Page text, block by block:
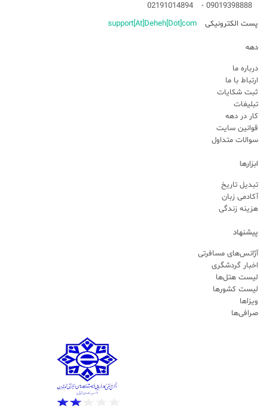
09019398888
-
02191014894
پست الکترونیکی
support[At]Deheh[Dot]com
دهه
درباره ما
ارتباط با ما
ثبت شکایات
تبلیغات
کار در دهه
قوانین سایت
سوالات متداول
ابزارها
تبدیل تاریخ
آکادمی زبان
هزینه زندگی
پیشنهاد
آژانس‌های مسافرتی
اخبار گردشگری
لیست هتل‌ها
لیست کشورها
ویزاها
صرافی‌ها